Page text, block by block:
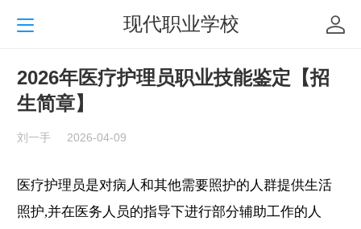
现代职业学校
2026年医疗护理员职业技能鉴定【招
生简章】
刘一手 2026-04-09
医疗护理员是对病人和其他需要照护的人群提供生活
照护,并在医务人员的指导下进行部分辅助工作的人